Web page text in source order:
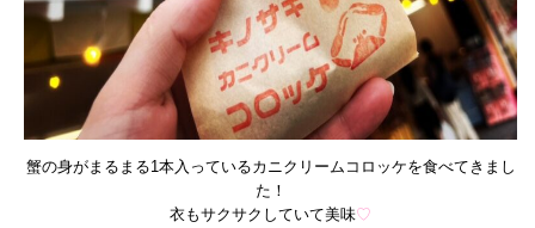
蟹の身がまるまる1本入っているカニクリームコロッケを食べてきまし
た！
衣もサクサクしていて美味♡